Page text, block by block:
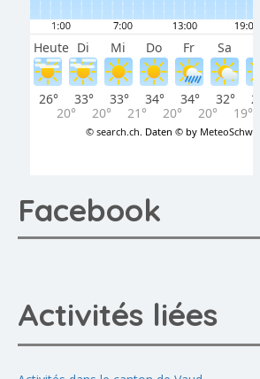
Facebook
Activités liées